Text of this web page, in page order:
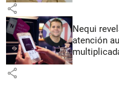
share
Nequi
atención
share